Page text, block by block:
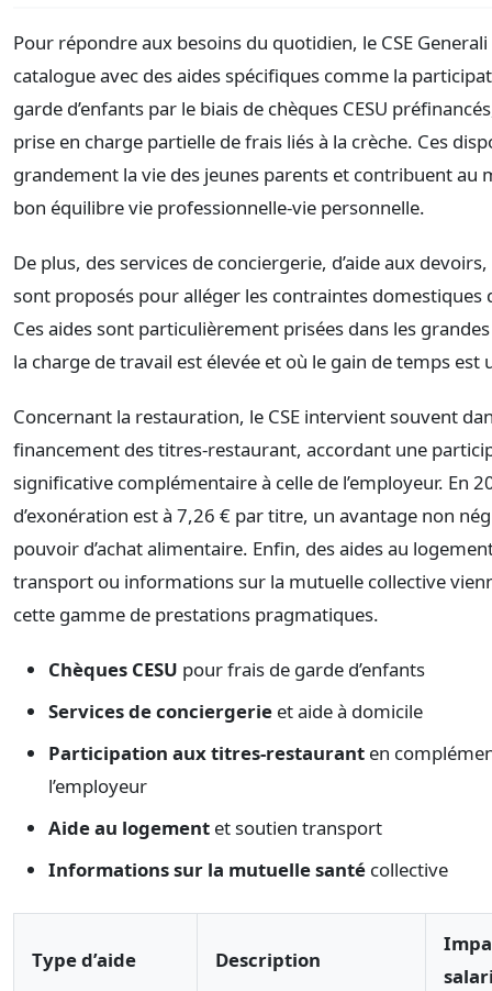
Pour répondre aux besoins du quotidien, le CSE
catalogue avec des aides spécifiques comme la
garde d’enfants par le biais de chèques CESU
prise en charge partielle de frais liés à la crèche. Ces
grandement la vie des jeunes parents et contribuent au
bon équilibre vie professionnelle-vie personnelle.
De plus, des services de conciergerie, d’aide aux
sont proposés pour alléger les contraintes domestiques
Ces aides sont particulièrement prisées dans les
la charge de travail est élevée et où le gain de temps est
Concernant la restauration, le CSE intervient souvent
financement des titres-restaurant, accordant une
significative complémentaire à celle de l’employeur. En
d’exonération est à 7,26 € par titre, un avantage non
pouvoir d’achat alimentaire. Enfin, des aides au
transport ou informations sur la mutuelle collective
cette gamme de prestations pragmatiques.
Chèques CESU pour frais de garde d’enfants
Services de conciergerie et aide à domicile
Participation aux titres-restaurant en
l’employeur
Aide au logement et soutien transport
Informations sur la mutuelle santé collective
Type d’aide Description